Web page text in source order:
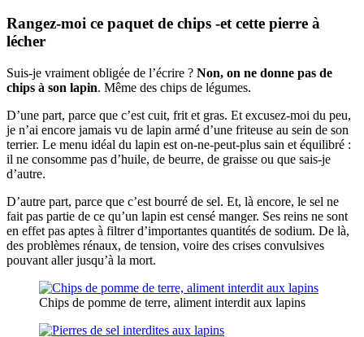
Rangez-moi ce paquet de chips -et cette pierre à
lécher
Suis-je vraiment obligée de l’écrire ? Non, on ne donne pas de
chips à son lapin. Même des chips de légumes.
D’une part, parce que c’est cuit, frit et gras. Et excusez-moi du peu,
je n’ai encore jamais vu de lapin armé d’une friteuse au sein de son
terrier. Le menu idéal du lapin est on-ne-peut-plus sain et équilibré :
il ne consomme pas d’huile, de beurre, de graisse ou que sais-je
d’autre.
D’autre part, parce que c’est bourré de sel. Et, là encore, le sel ne
fait pas partie de ce qu’un lapin est censé manger. Ses reins ne sont
en effet pas aptes à filtrer d’importantes quantités de sodium. De là,
des problèmes rénaux, de tension, voire des crises convulsives
pouvant aller jusqu’à la mort.
Chips de pomme de terre, aliment interdit aux lapins